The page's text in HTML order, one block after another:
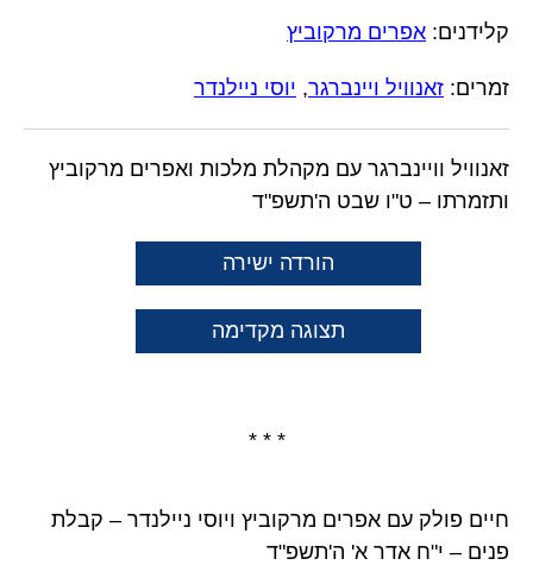
קלידנים: אפרים מרקוביץ
זמרים: זאנוויל ויינברגר, יוסי ניילנדר
זאנוויל וויינברגר עם מקהלת מלכות ואפרים מרקוביץ
ותזמרתו – ט"ו שבט ה'תשפ"ד
הורדה ישירה
תצוגה מקדימה
* * *
חיים פולק עם אפרים מרקוביץ ויוסי ניילנדר – קבלת
פנים – י"ח אדר א' ה'תשפ"ד